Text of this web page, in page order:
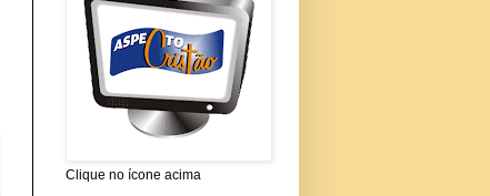
Clique no ícone acima